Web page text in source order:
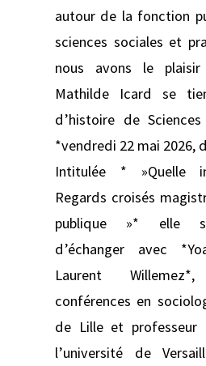
autour de la fonction
sciences sociales et
nous avons le plaisir
Mathilde Icard se
d’histoire de
*vendredi 22 mai 2026,
Intitulée * »Quelle
Regards croisés
publique »* elle
d’échanger avec
Laurent
conférences en
de Lille et professeur
l’université de